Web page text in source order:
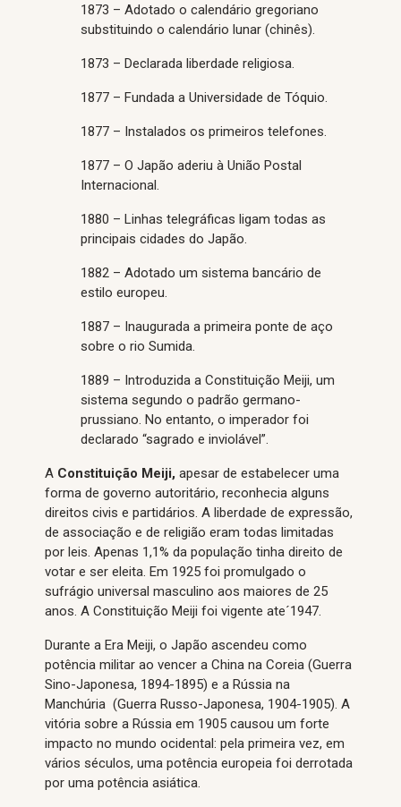
1873 – Adotado o calendário gregoriano
substituindo o calendário lunar (chinês).
1873 – Declarada liberdade religiosa.
1877 – Fundada a Universidade de Tóquio.
1877 – Instalados os primeiros telefones.
1877 – O Japão aderiu à União Postal
Internacional.
1880 – Linhas telegráficas ligam todas as
principais cidades do Japão.
1882 – Adotado um sistema bancário de
estilo europeu.
1887 – Inaugurada a primeira ponte de aço
sobre o rio Sumida.
1889 – Introduzida a Constituição Meiji, um
sistema segundo o padrão germano-
prussiano. No entanto, o imperador foi
declarado “sagrado e inviolável”.
A Constituição Meiji, apesar de estabelecer uma
forma de governo autoritário, reconhecia alguns
direitos civis e partidários. A liberdade de expressão,
de associação e de religião eram todas limitadas
por leis. Apenas 1,1% da população tinha direito de
votar e ser eleita. Em 1925 foi promulgado o
sufrágio universal masculino aos maiores de 25
anos. A Constituição Meiji foi vigente ate´1947.
Durante a Era Meiji, o Japão ascendeu como
potência militar ao vencer a China na Coreia (Guerra
Sino-Japonesa, 1894-1895) e a Rússia na
Manchúria (Guerra Russo-Japonesa, 1904-1905). A
vitória sobre a Rússia em 1905 causou um forte
impacto no mundo ocidental: pela primeira vez, em
vários séculos, uma potência europeia foi derrotada
por uma potência asiática.